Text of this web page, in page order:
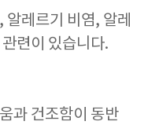
레르기 비염, 알레
련이 있습니다.
과 건조함이 동반